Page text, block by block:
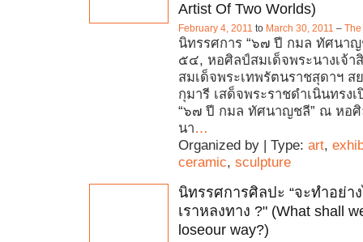
Artist Of Two Worlds)
February 4, 2011 to March 30, 2011 –
นิทรรศการ “๖๗ ปี กมล ทัศนา
๕๔, หอศิลป์สมเด็จพระนางเจ้า
สมเด็จพระเทพรัตนราชสุดาฯ ส
กุมารี เสด็จพระราชดำเนินทรง
“๖๗ ปี กมล ทัศนาญชลี” ณ หอศิ
นา…
Organized by | Type: art,
ceramic, sculpture
นิทรรศการศิลปะ “จะทำอย่า
เราหลงทาง ?" (What shall
loseour way?)